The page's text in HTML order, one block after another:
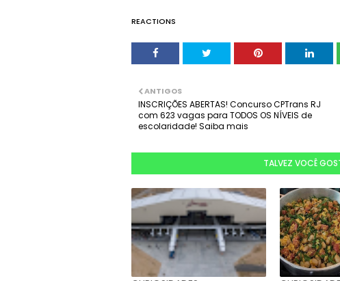
REACTIONS
ANTIGOS
INSCRIÇÕES ABERTAS! Concurso CPTrans RJ
com 623 vagas para TODOS OS NÍVEIS de
escolaridade! Saiba mais
TALVEZ VOCÊ